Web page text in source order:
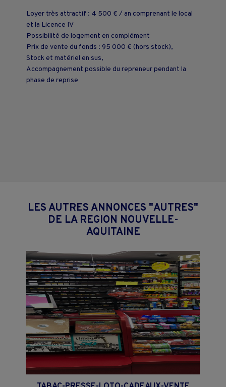
Loyer très attractif : 4 500 € / an comprenant le local
et la Licence IV
Possibilité de logement en complément
Prix de vente du fonds : 95 000 € (hors stock),
Stock et matériel en sus,
Accompagnement possible du repreneur pendant la
phase de reprise
LES AUTRES ANNONCES "AUTRES"
DE LA REGION NOUVELLE-
AQUITAINE